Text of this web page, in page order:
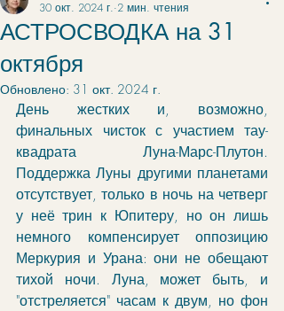
АСТРОСВОДКА на 31
октября
30 окт. 2024 г. 2 мин. чтения
Обновлено: 31 окт. 2024 г.
День жестких и, возможно,
финальных чисток с участием тау-
квадрата Луна-Марс-Плутон.
Поддержка Луны другими планетами
отсутствует, только в ночь на четверг
у неё трин к Юпитеру, но он лишь
немного компенсирует оппозицию
Меркурия и Урана: они не обещают
тихой ночи. Луна, может быть, и
"отстреляется" часам к двум, но фон